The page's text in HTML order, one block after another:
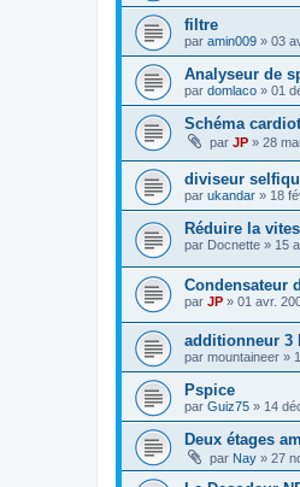
filtre
par amin009 » 03
Analyseur de
par domlaco » 01
Schéma
par JP » 28
diviseur
par ukandar » 18
Réduire la
par Docnette » 15
Condensateur
par JP » 01 avr.
additionneur 3
par mountaineer »
Pspice
par Guiz75 » 14
Deux étages
par Nay » 27